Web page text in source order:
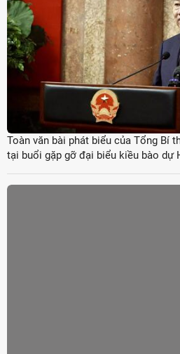
Toàn văn bài phát biểu của Tổng Bí
tại buổi gặp gỡ đại biểu kiều bào dự